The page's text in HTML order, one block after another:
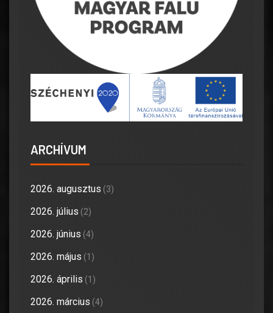
ARCHÍVUM
2026. augusztus (3)
2026. július (2)
2026. június (4)
2026. május (1)
2026. április (1)
2026. március (4)